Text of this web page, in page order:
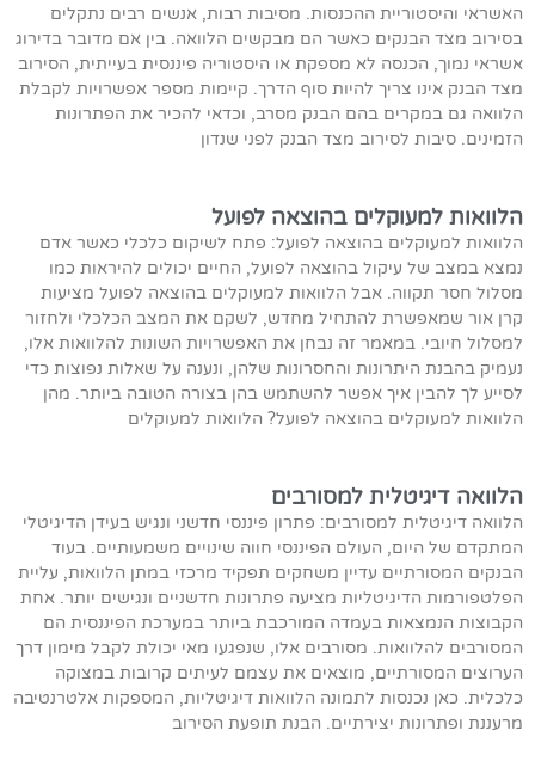
האשראי והיסטוריית ההכנסות. מסיבות רבות, אנשים רבים נתקלים
בסירוב מצד הבנקים כאשר הם מבקשים הלוואה. בין אם מדובר בדירוג
אשראי נמוך, הכנסה לא מספקת או היסטוריה פיננסית בעייתית, הסירוב
מצד הבנק אינו צריך להיות סוף הדרך. קיימות מספר אפשרויות לקבלת
הלוואה גם במקרים בהם הבנק מסרב, וכדאי להכיר את הפתרונות
הזמינים. סיבות לסירוב מצד הבנק לפני שנדון
הלוואות למעוקלים בהוצאה לפועל
הלוואות למעוקלים בהוצאה לפועל: פתח לשיקום כלכלי כאשר אדם
נמצא במצב של עיקול בהוצאה לפועל, החיים יכולים להיראות כמו
מסלול חסר תקווה. אבל הלוואות למעוקלים בהוצאה לפועל מציעות
קרן אור שמאפשרת להתחיל מחדש, לשקם את המצב הכלכלי ולחזור
למסלול חיובי. במאמר זה נבחן את האפשרויות השונות להלוואות אלו,
נעמיק בהבנת היתרונות והחסרונות שלהן, ונענה על שאלות נפוצות כדי
לסייע לך להבין איך אפשר להשתמש בהן בצורה הטובה ביותר. מהן
הלוואות למעוקלים בהוצאה לפועל? הלוואות למעוקלים
הלוואה דיגיטלית למסורבים
הלוואה דיגיטלית למסורבים: פתרון פיננסי חדשני ונגיש בעידן הדיגיטלי
המתקדם של היום, העולם הפיננסי חווה שינויים משמעותיים. בעוד
הבנקים המסורתיים עדיין משחקים תפקיד מרכזי במתן הלוואות, עליית
הפלטפורמות הדיגיטליות מציעה פתרונות חדשניים ונגישים יותר. אחת
הקבוצות הנמצאות בעמדה המורכבת ביותר במערכת הפיננסית הם
המסורבים להלוואות. מסורבים אלו, שנפגעו מאי יכולת לקבל מימון דרך
הערוצים המסורתיים, מוצאים את עצמם לעיתים קרובות במצוקה
כלכלית. כאן נכנסות לתמונה הלוואות דיגיטליות, המספקות אלטרנטיבה
מרעננת ופתרונות יצירתיים. הבנת תופעת הסירוב